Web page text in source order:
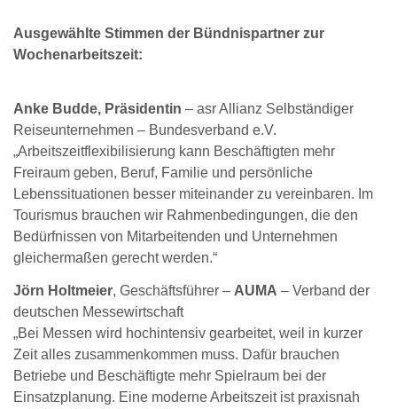
Ausgewählte Stimmen der Bündnispartner zur
Wochenarbeitszeit:
Anke Budde, Präsidentin – asr Allianz Selbständiger
Reiseunternehmen – Bundesverband e.V.
„Arbeitszeitflexibilisierung kann Beschäftigten mehr
Freiraum geben, Beruf, Familie und persönliche
Lebenssituationen besser miteinander zu vereinbaren. Im
Tourismus brauchen wir Rahmenbedingungen, die den
Bedürfnissen von Mitarbeitenden und Unternehmen
gleichermaßen gerecht werden.“
Jörn Holtmeier, Geschäftsführer – AUMA – Verband der
deutschen Messewirtschaft
„Bei Messen wird hochintensiv gearbeitet, weil in kurzer
Zeit alles zusammenkommen muss. Dafür brauchen
Betriebe und Beschäftigte mehr Spielraum bei der
Einsatzplanung. Eine moderne Arbeitszeit ist praxisnah